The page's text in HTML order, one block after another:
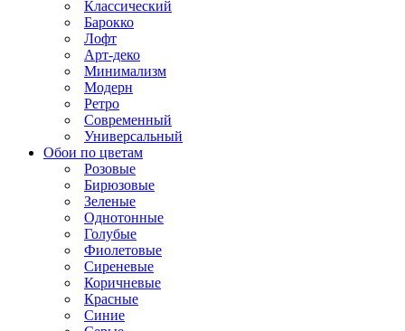
Классический
Барокко
Лофт
Арт-деко
Минимализм
Модерн
Ретро
Современный
Универсальный
Обои по цветам
Розовые
Бирюзовые
Зеленые
Однотонные
Голубые
Фиолетовые
Сиреневые
Коричневые
Красные
Синие